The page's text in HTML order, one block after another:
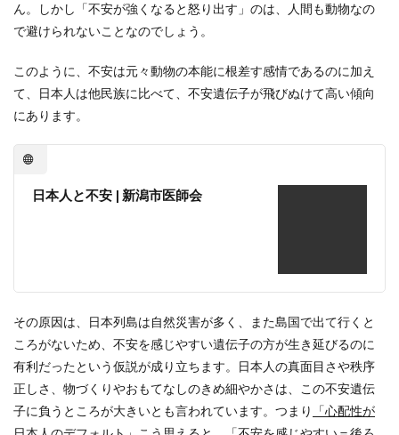
ん。しかし「不安が強くなると怒り出す」のは、人間も動物なの
で避けられないことなのでしょう。
このように、不安は元々動物の本能に根差す感情であるのに加え
て、日本人は他民族に比べて、不安遺伝子が飛びぬけて高い傾向
にあります。
日本人と不安 | 新潟市医師会
その原因は、日本列島は自然災害が多く、また島国で出て行くと
ころがないため、不安を感じやすい遺伝子の方が生き延びるのに
有利だったという仮説が成り立ちます。日本人の真面目さや秩序
正しさ、物づくりやおもてなしのきめ細やかさは、この不安遺伝
子に負うところが大きいとも言われています。つまり
「心配性が